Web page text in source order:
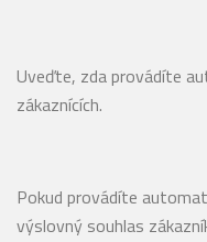
Uveďte, zda provádíte
zákaznících.
Pokud provádíte
výslovný souhlas